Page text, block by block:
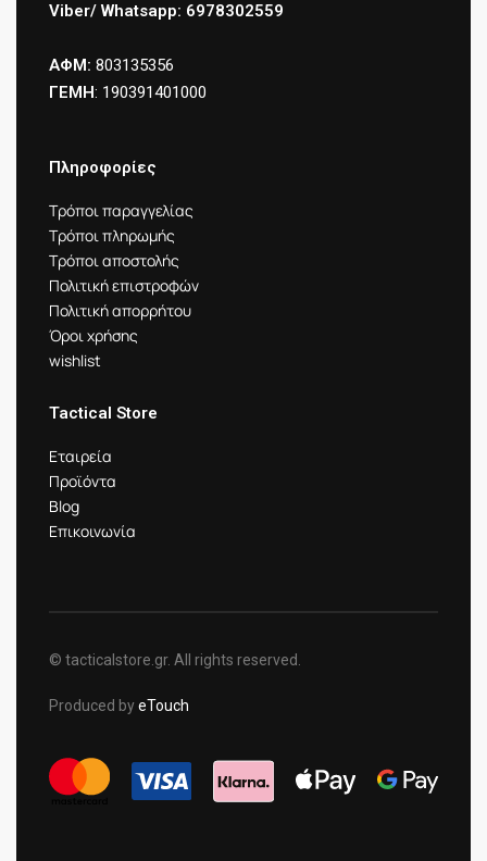
Viber/ Whatsapp: 6978302559
ΑΦΜ: 803135356
ΓΕΜΗ: 190391401000
Πληροφορίες
Τρόποι παραγγελίας
Τρόποι πληρωμής
Τρόποι αποστολής
Πολιτική επιστροφών
Πολιτική απορρήτου
Όροι χρήσης
wishlist
Tactical Store
Εταιρεία
Προϊόντα
Blog
Επικοινωνία
© tacticalstore.gr. All rights reserved.
Produced byeTouch